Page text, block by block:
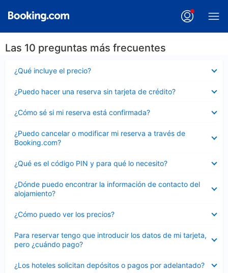
Las 10 preguntas más frecuentes
¿Qué incluye el precio?
cerrado
¿Puedo hacer una reserva sin tarjeta de crédito?
cerrado
¿Cómo sé si mi reserva está confirmada?
cerrado
¿Puedo cancelar o modificar mi reserva a través de
Booking.com?
cerrado
¿Qué es el código PIN y para qué lo necesito?
cerrado
¿Dónde puedo encontrar la información de contacto del
alojamiento?
cerrado
¿Cómo puedo ver los precios?
cerrado
Para reservar tengo que introducir los datos de mi tarjeta,
pero ¿cuándo pago?
cerrado
¿Los hoteles solicitan depósitos o pagos por adelantado?
cerrado